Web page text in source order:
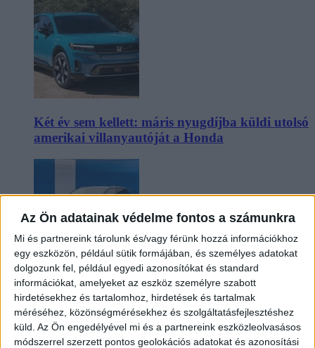
Az Ön adatainak védelme fontos a számunkra
Mi és partnereink tárolunk és/vagy férünk hozzá információkhoz
egy eszközön, például sütik formájában, és személyes adatokat
dolgozunk fel, például egyedi azonosítókat és standard
információkat, amelyeket az eszköz személyre szabott
hirdetésekhez és tartalomhoz, hirdetések és tartalmak
méréséhez, közönségmérésekhez és szolgáltatásfejlesztéshez
küld. Az Ön engedélyével mi és a partnereink eszközleolvasásos
módszerrel szerzett pontos geolokációs adatokat és azonosítási
Két év sem kellett: máris nyugdíjba küldi utolsó
amerikai villanyautóját a Honda
Kilencmillió alatt indul a legolcsóbb elektromos
Volkswagen